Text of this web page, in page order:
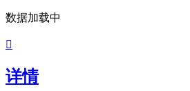
数据加载中

详情